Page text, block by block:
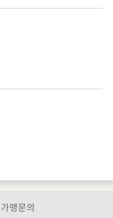
가맹문의